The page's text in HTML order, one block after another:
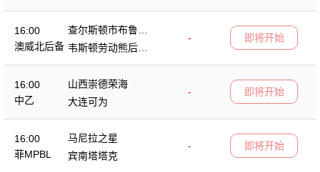
16:00
澳威北后备
查尔斯顿市布鲁斯
后备队
-
韦斯顿劳动熊后备
队
即将开始
16:00
中乙
山西崇德荣海
-
大连可为
即将开始
16:00
菲MPBL
马尼拉之星
-
宾南塔塔克
即将开始